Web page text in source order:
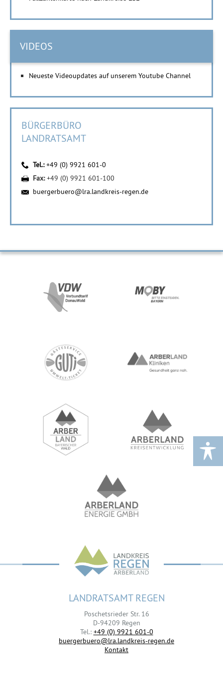
VIDEOS
Neueste Videoupdates auf unserem Youtube Channel
BÜRGERBÜRO
LANDRATSAMT
Tel.:+49 (0) 9921 601-0
Fax:+49 (0) 9921 601-100
buergerbuero@lra.landkreis-regen.de
LANDRATSAMT REGEN
Poschetsrieder Str. 16
D-94209 Regen
Tel.: +49 (0) 9921 601-0
buergerbuero@lra.landkreis-regen.de
Kontakt